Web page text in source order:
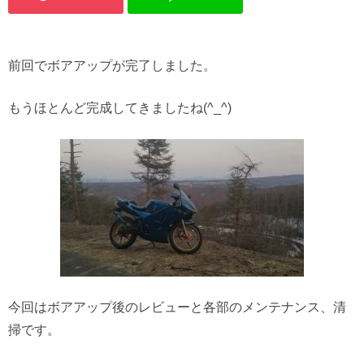
前回でボアアップが完了しました。
もうほとんど完成してきましたね(^_^)
今回はボアアップ後のレビューと各部のメンテナンス、清
掃です。